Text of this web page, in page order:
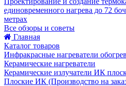
единовременного нагрева до 72
метрах
Все обзоры и советы
Главная
Каталог товаров
Инфракрасные нагреватели
Керамические нагреватели
Керамические излучатели ИК
Плоские ИК (Производство на